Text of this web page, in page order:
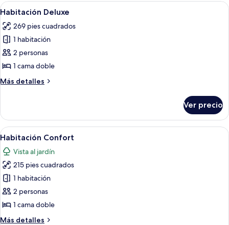
Abrir
todas
las
fotos
de
Habitación
Deluxe
Un dormitorio con una cama
10
Habitación Deluxe
269 pies cuadrados
1 habitación
2 personas
1 cama doble
Más detalles
Más
Deluxe
Ver precio
Abrir
todas
las
fotos
de
Habitación
Confort
Un dormitorio con una cama, una
14
Habitación Confort
Vista al jardín
215 pies cuadrados
1 habitación
2 personas
1 cama doble
Más detalles
Más